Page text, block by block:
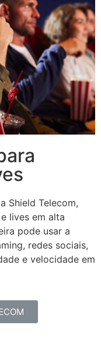
Shield Telecom,
lives em alta
pode usar a
redes sociais,
e velocidade em